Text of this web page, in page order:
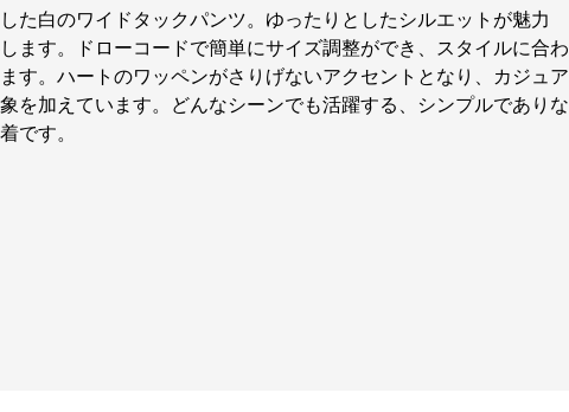
た白のワイドタックパンツ。ゆったりとしたシルエットが魅力
ます。ドローコードで簡単にサイズ調整ができ、スタイルに合わ
す。ハートのワッペンがさりげないアクセントとなり、カジュア
を加えています。どんなシーンでも活躍する、シンプルでありな
です。